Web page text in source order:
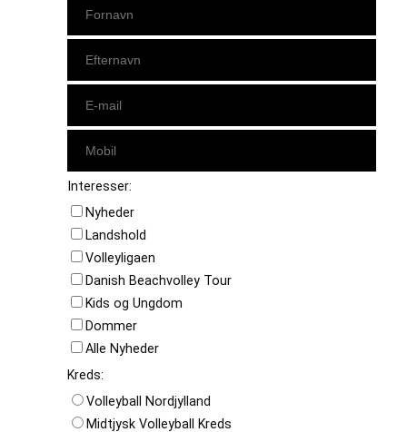
Interesser:
Nyheder
Landshold
Volleyligaen
Danish Beachvolley Tour
Kids og Ungdom
Dommer
Alle Nyheder
Kreds:
Volleyball Nordjylland
Midtjysk Volleyball Kreds